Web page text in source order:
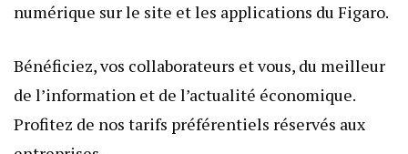
numérique sur le site et les applications du Figaro.
Bénéficiez, vos collaborateurs et vous, du meilleur
de l’information et de l’actualité économique.
Profitez de nos tarifs préférentiels réservés aux